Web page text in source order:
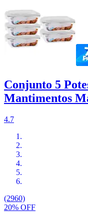
Conjunto 5
Mantimentos
4.7
(2960)
20% OFF